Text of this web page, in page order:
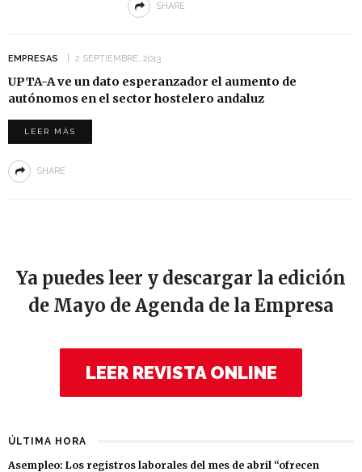
SHARE
EMPRESAS 2 SEPTIEMBRE, 2013
UPTA-A ve un dato esperanzador el aumento de
autónomos en el sector hostelero andaluz
LEER MÁS
SHARE
Ya puedes leer y descargar la edición
de Mayo de Agenda de la Empresa
LEER REVISTA ONLINE
ÚLTIMA HORA
Asempleo: Los registros laborales del mes de abril “ofrecen